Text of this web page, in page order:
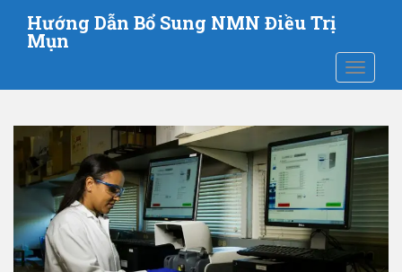
ể
Hướng Dẫn Bổ Sung NMN Điều Trị
Mụn